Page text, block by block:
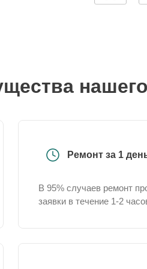
Ремонт за 1
В 95% случаев ремонт
заявки в течение 1-2